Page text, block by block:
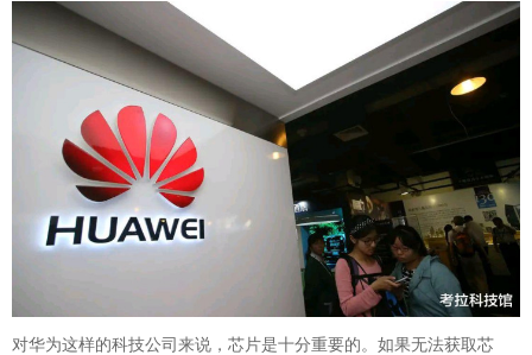
对华为这样的科技公司来说，芯片是十分重要的。如果无法获取芯